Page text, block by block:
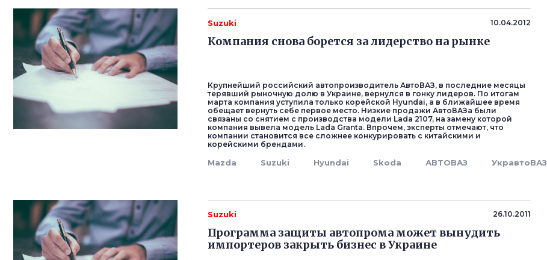
Suzuki 10.04.2012
Компания снова борется за лидерство на рынке
Крупнейший российский автопроизводитель АвтоВАЗ, в последние месяцы
терявший рыночную долю в Украине, вернулся в гонку лидеров. По итогам
марта компания уступила только корейской Hyundai, а в ближайшее время
обещает вернуть себе первое место. Низкие продажи АвтоВАЗа были
связаны со снятием с производства модели Lada 2107, на замену которой
компания вывела модель Lada Granta. Впрочем, эксперты отмечают, что
компании становится все сложнее конкурировать с китайскими и
корейскими брендами.
Mazda Suzuki Hyundai Skoda АВТОВАЗ УкравтоВАЗ
Suzuki 26.10.2011
Программа защиты автопрома может вынудить
импортеров закрыть бизнес в Украине